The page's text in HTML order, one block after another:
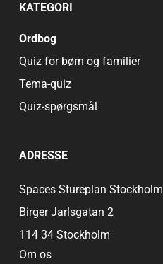
KATEGORI
Ordbog
Quiz for børn og familier
Tema-quiz
Quiz-spørgsmål
ADRESSE
Spaces Stureplan Stockholm
Birger Jarlsgatan 2
114 34 Stockholm
Om os